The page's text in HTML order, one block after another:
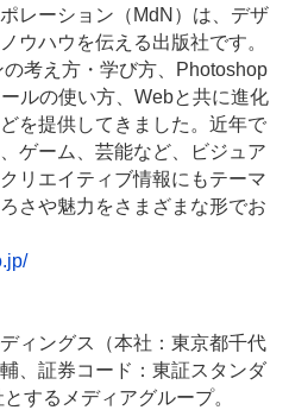
レーション（MdN）は、デザ
ウハウを伝える出版社です。
考え方・学び方、Photoshop
ルの使い方、Webと共に進化
を提供してきました。近年で
ゲーム、芸能など、ビジュア
リエイティブ情報にもテーマ
さや魅力をさまざまな形でお
ィングス（本社：東京都千代
、証券コード：東証スタンダ
するメディアグループ。